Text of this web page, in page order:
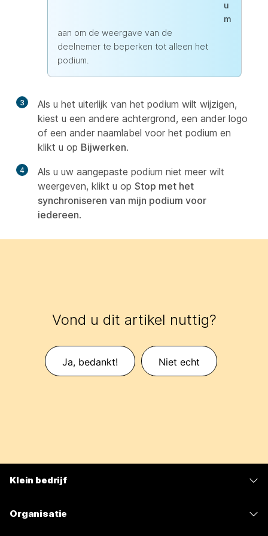
u
m
aan om de weergave van de
deelnemer te beperken tot alleen het
podium.
3
Als u het uiterlijk van het podium wilt wijzigen,
kiest u een andere achtergrond, een ander logo
of een ander naamlabel voor het podium en
klikt u op Bijwerken.
4
Als u uw aangepaste podium niet meer wilt
weergeven, klikt u op Stop met het
synchroniseren van mijn podium voor
iedereen.
Vond u dit artikel nuttig?
Ja, bedankt! Niet echt
Klein bedrijf
Organisatie